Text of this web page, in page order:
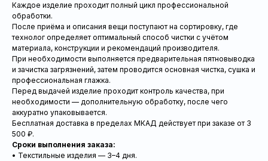
Каждое изделие проходит полный цикл профессиональной
обработки.
После приёма и описания вещи поступают на сортировку, где
технолог определяет оптимальный способ чистки с учётом
материала, конструкции и рекомендаций производителя.
При необходимости выполняется предварительная пятновыводка
и зачистка загрязнений, затем проводится основная чистка, сушка и
профессиональная глажка.
Перед выдачей изделие проходит контроль качества, при
необходимости — дополнительную обработку, после чего
аккуратно упаковывается.
Бесплатная доставка в пределах МКАД действует при заказе от 3
500 ₽.
Сроки выполнения заказа:
• Текстильные изделия — 3–4 дня.